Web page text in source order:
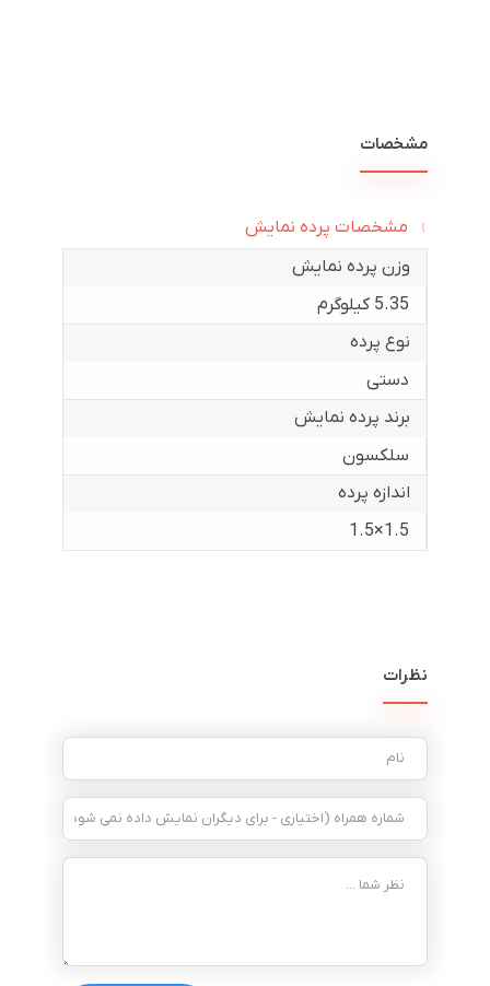
مشخصات
مشخصات پرده نمایش
وزن پرده نمایش
5.35 کیلوگرم
نوع پرده
دستی
برند پرده نمایش
سلکسون
اندازه پرده
1.5×1.5
نظرات